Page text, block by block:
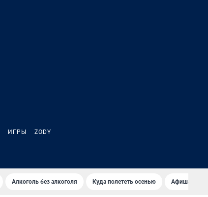
ИГРЫ ZODY
Алкоголь без алкоголя Куда полететь осенью Афиша на